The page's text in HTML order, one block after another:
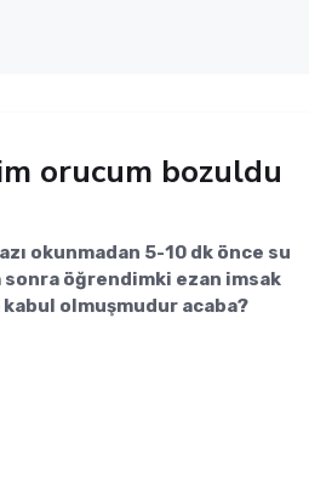
orucum bozuldu
okunmadan 5-10 dk önce su
öğrendimki ezan imsak
olmuşmudur acaba?